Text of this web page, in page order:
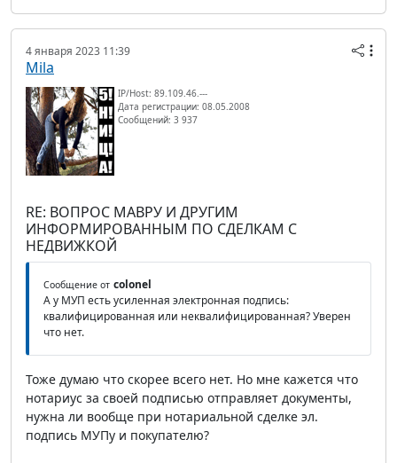
4 января 2023 11:39
Mila
IP/Host: 89.109.46.---
Дата регистрации: 08.05.2008
Сообщений: 3 937
RE: ВОПРОС МАВРУ И ДРУГИМ
ИНФОРМИРОВАННЫМ ПО СДЕЛКАМ С
НЕДВИЖКОЙ
Сообщение от colonel
А у МУП есть усиленная электронная подпись:
квалифицированная или неквалифицированная? Уверен
что нет.
Тоже думаю что скорее всего нет. Но мне кажется что
нотариус за своей подписью отправляет документы,
нужна ли вообще при нотариальной сделке эл.
подпись МУПу и покупателю?